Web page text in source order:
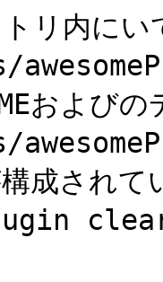
リ内にい
および
成され